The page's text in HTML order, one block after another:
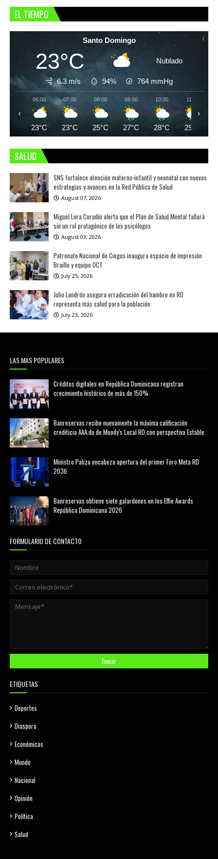
EL TIEMPO
Santo Domingo
23°C Nublado
6.3 m/s 94% 764 mmHg
06:00
23°C
07:00
23°C
08:00
25°C
09:00
27°C
10:00
28°C
11:00
29°C
‹ ›
SALUD
SNS fortalece atención materno-infantil y neonatal con nuevas
estrategias y avances en la Red Pública de Salud
August 07, 2026
Miguel Lora Coradín alerta que el Plan de Salud Mental fallará
sin un rol protagónico de los psicólogos
August 03, 2026
Patronato Nacional de Ciegos inaugura espacio de impresión
Braille y equipo OCT
July 25, 2026
Julio Landrón asegura erradicación del hambre en RD
representa más salud para la población
July 23, 2026
LAS MAS POPULARES
Créditos digitales en República Dominicana registran
crecimiento histórico de más de 150%
Banreservas recibe nuevamente la máxima calificación
crediticia AAA.do de Moody's Local RD con perspectiva Estable
Ministro Paliza encabeza apertura del primer Foro Meta RD
2036
Banreservas obtiene siete galardones en los Effie Awards
República Dominicana 2026
FORMULARIO DE CONTACTO
ETIQUETAS
Deportes
Diaspora
Económicas
Mundo
Nacional
Opinión
Política
Salud